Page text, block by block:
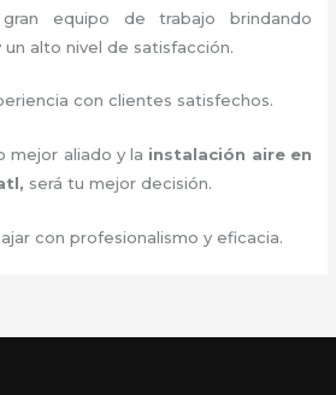
equipo de trabajo brindando
alto nivel de satisfacción.
con clientes satisfechos.
mejor aliado y la instalación aireen
será tu mejor decisión.
con profesionalismo y eficacia.